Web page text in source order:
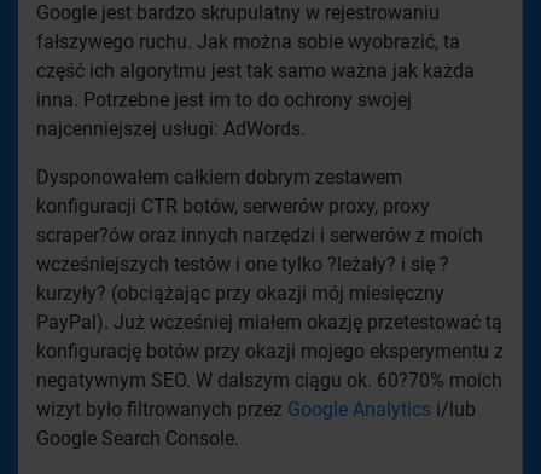
Google jest bardzo skrupulatny w rejestrowaniu
fałszywego ruchu. Jak można sobie wyobrazić, ta
część ich algorytmu jest tak samo ważna jak każda
inna. Potrzebne jest im to do ochrony swojej
najcenniejszej usługi: AdWords.
Dysponowałem całkiem dobrym zestawem
konfiguracji CTR botów, serwerów proxy, proxy
scraper?ów oraz innych narzędzi i serwerów z moich
wcześniejszych testów i one tylko ?leżały? i się ?
kurzyły? (obciążając przy okazji mój miesięczny
PayPal). Już wcześniej miałem okazję przetestować tą
konfigurację botów przy okazji mojego eksperymentu z
negatywnym SEO. W dalszym ciągu ok. 60?70% moich
wizyt było filtrowanych przez Google Analytics i/lub
Google Search Console.